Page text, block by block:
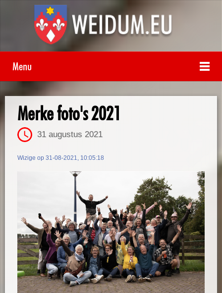
Menu
Merke foto's 2021
31 augustus 2021
Wizige op 31-08-2021, 10:05:18